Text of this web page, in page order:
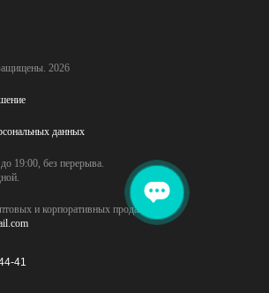
2026
данных
19:00,без перерыва.
икорпоративных продаж
41